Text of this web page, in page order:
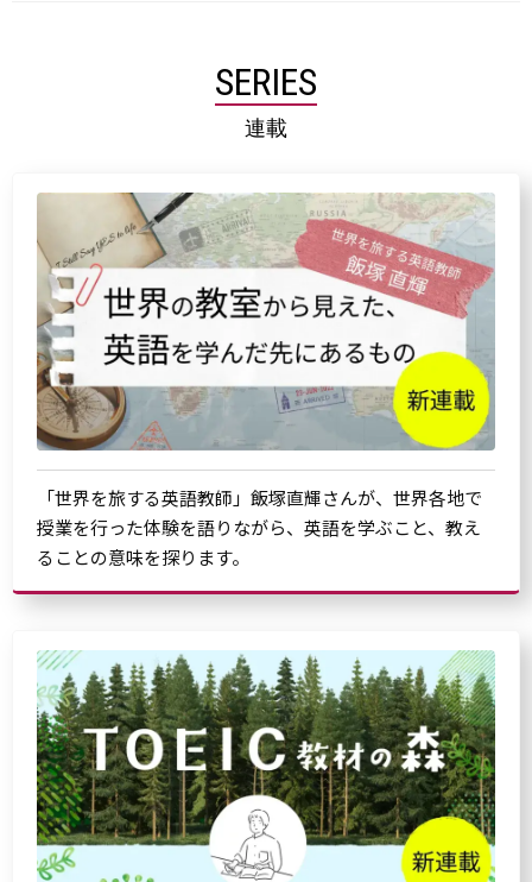
SERIES
連載
「世界を旅する英語教師」飯塚直輝さんが、世界各地で
授業を行った体験を語りながら、英語を学ぶこと、教え
ることの意味を探ります。